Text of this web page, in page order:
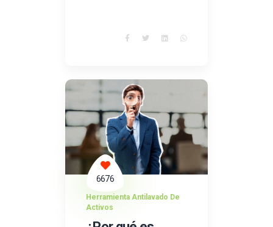
6676
Herramienta Antilavado De
Activos